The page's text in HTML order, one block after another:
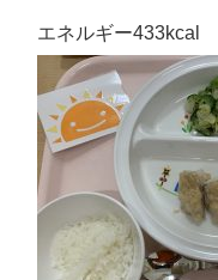
エネルギー433kcal